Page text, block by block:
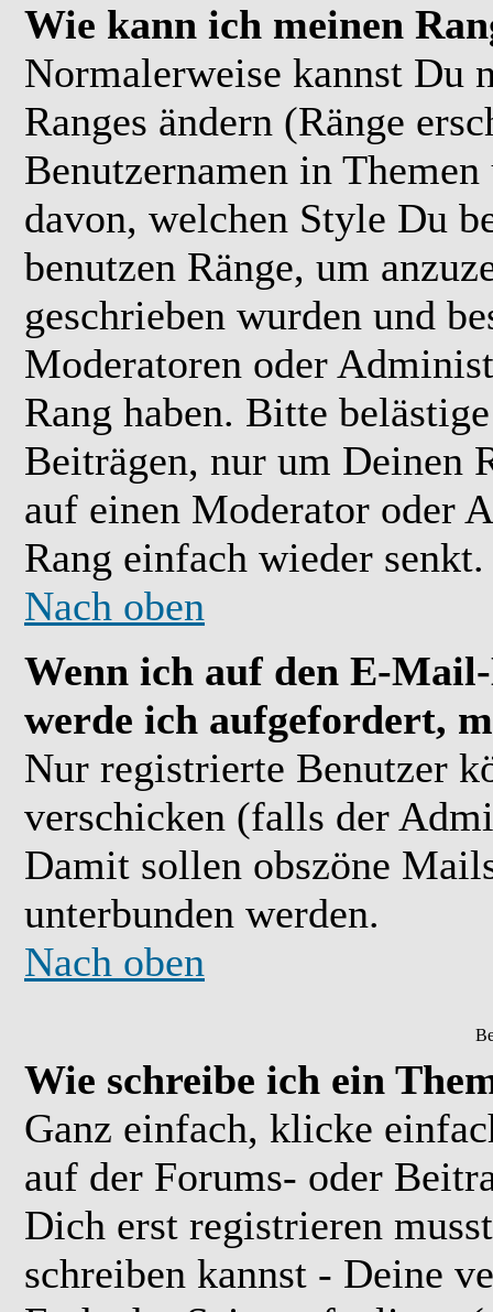
Wie kann ich meinen
Normalerweise kannst Du
Ranges ändern (Ränge
Benutzernamen in
davon, welchen Style Du
benutzen Ränge, um
geschrieben wurden und
Moderatoren oder
Rang haben. Bitte
Beiträgen, nur um Deinen
auf einen Moderator oder
Rang einfach wieder senkt.
Nach oben
Wenn ich auf den E-
werde ich aufgefordert,
Nur registrierte Benutzer
verschicken (falls der
Damit sollen obszöne
unterbunden werden.
Nach oben
Wie schreibe ich ein
Ganz einfach, klicke
auf der Forums- oder
Dich erst registrieren
schreiben kannst - Deine